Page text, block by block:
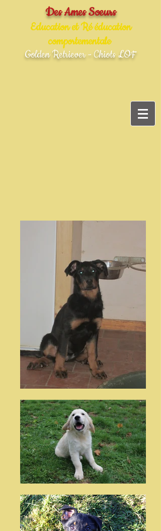
Des Ames Soeurs
Education et Ré éducation
comportementale
Golden Retriever - Chiots LOF